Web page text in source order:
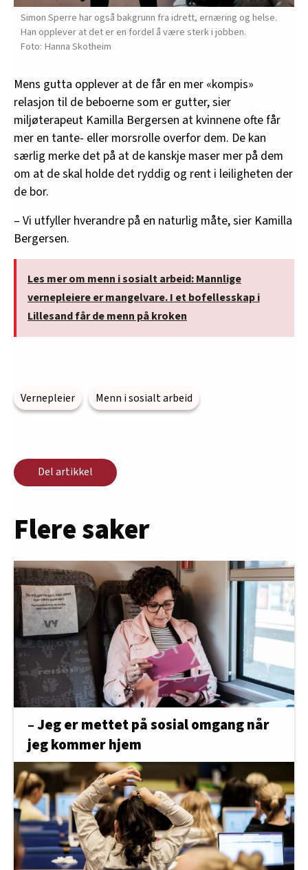
oversikten lengre ned på denne siden.
Simon Sperre har også bakgrunn fra idrett, ernæring og helse.
Han opplever at det er en fordel å være sterk i jobben.
Hanna Skotheim
Mens gutta opplever at de får en mer «kompis»
relasjon til de beboerne som er gutter, sier
miljøterapeut Kamilla Bergersen at kvinnene ofte får
mer en tante- eller morsrolle overfor dem. De kan
særlig merke det på at de kanskje maser mer på dem
om at de skal holde det ryddig og rent i leiligheten der
de bor.
– Vi utfyller hverandre på en naturlig måte, sier Kamilla
Bergersen.
Les mer om menn i sosialt arbeid: Mannlige
vernepleiere er mangelvare. I et bofellesskap i
Lillesand får de menn på kroken
Vernepleier Menn i sosialt arbeid
Del artikkel
Flere saker
– Jeg er mettet på sosial omgang når
jeg kommer hjem